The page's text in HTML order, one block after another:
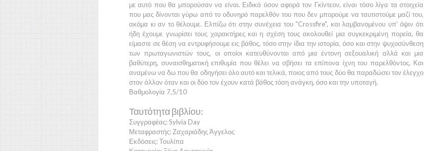
με αυτό που θα μπορούσαν να είναι. Ειδικά όσον αφορά τον Γκίντεον, είναι τόσο λίγα τα στοιχεία
που μας δίνονται γύρω από το οδυνηρό παρελθόν του που δεν μπορούμε να ταυτιστούμε μαζί του,
ακόμα κι αν το θέλουμε. Ελπίζω ότι στην συνέχεια του "Crossfire", και λαμβανομένου υπ' όψιν ότι
ήδη έχουμε γνωρίσει τους χαρακτήρες και η σχέση τους ακολουθεί μια συγκεκριμένη πορεία, θα
είμαστε σε θέση να εντρυφήσουμε εις βάθος, τόσο στην ίδια την ιστορία, όσο και στην ψυχοσύνθεση
των πρωταγωνιστών τους, οι οποίοι κατευθύνονται από μια έντονη σεξουαλική αλλά και μια
βαθύτερη, συναισθηματική επιθυμία που θέλει να σβήσει τα επίπονα ίχνη του παρελθόντος. Και
αναμένω να δω που θα οδηγήσει όλο αυτό και τελικά, ποιος από τους δύο θα παραδώσει τον έλεγχο
στον άλλον όταν και οι δύο τον έχουν κατά βάθος τόση ανάγκη, όσο και την υποταγή.
Βαθμολογία 7,5/10
Ταυτότητα βιβλίου:
Συγγραφέας: Sylvia Day
Μεταφραστής: Ζαχαριάδης Άγγελος
Εκδόσεις: Τουλίπα